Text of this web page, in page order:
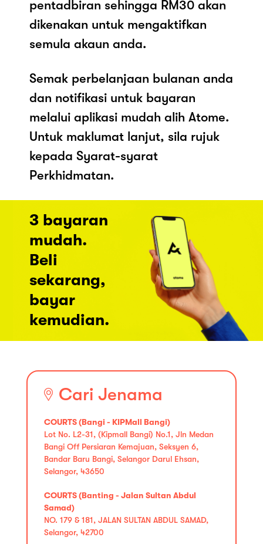
pentadbiran sehingga RM30 akan
dikenakan untuk mengaktifkan
semula akaun anda.
Semak perbelanjaan bulanan anda
dan notifikasi untuk bayaran
melalui aplikasi mudah alih Atome.
Untuk maklumat lanjut, sila rujuk
kepada Syarat-syarat
Perkhidmatan.
3 bayaran
mudah.
Beli
sekarang,
bayar
kemudian.
Cari Jenama
COURTS (Bangi - KIPMall Bangi)
Lot No. L2-31, (Kipmall Bangi) No.1, Jln Medan
Bangi Off Persiaran Kemajuan, Seksyen 6,
Bandar Baru Bangi, Selangor Darul Ehsan,
Selangor, 43650
COURTS (Banting - Jalan Sultan Abdul
Samad)
NO. 179 & 181, JALAN SULTAN ABDUL SAMAD,
Selangor, 42700